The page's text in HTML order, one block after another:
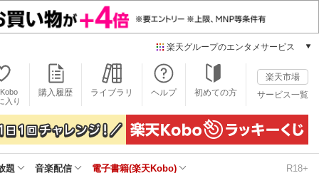
楽天グループのエンタメサービス
本/ゲーム/CD/DVD
楽天ブックス
電子書籍
楽天Kobo
雑誌読み放題
入り
購入履歴 ライブラリ ヘルプ 初めての方
楽天市場
サービス一覧
題 音楽配信 電子書籍(楽天Kobo) R18+